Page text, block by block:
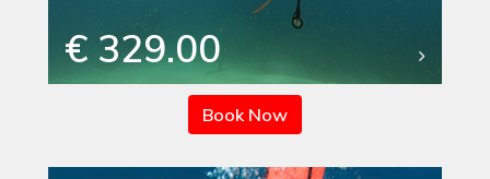
€ 329.00
Book Now